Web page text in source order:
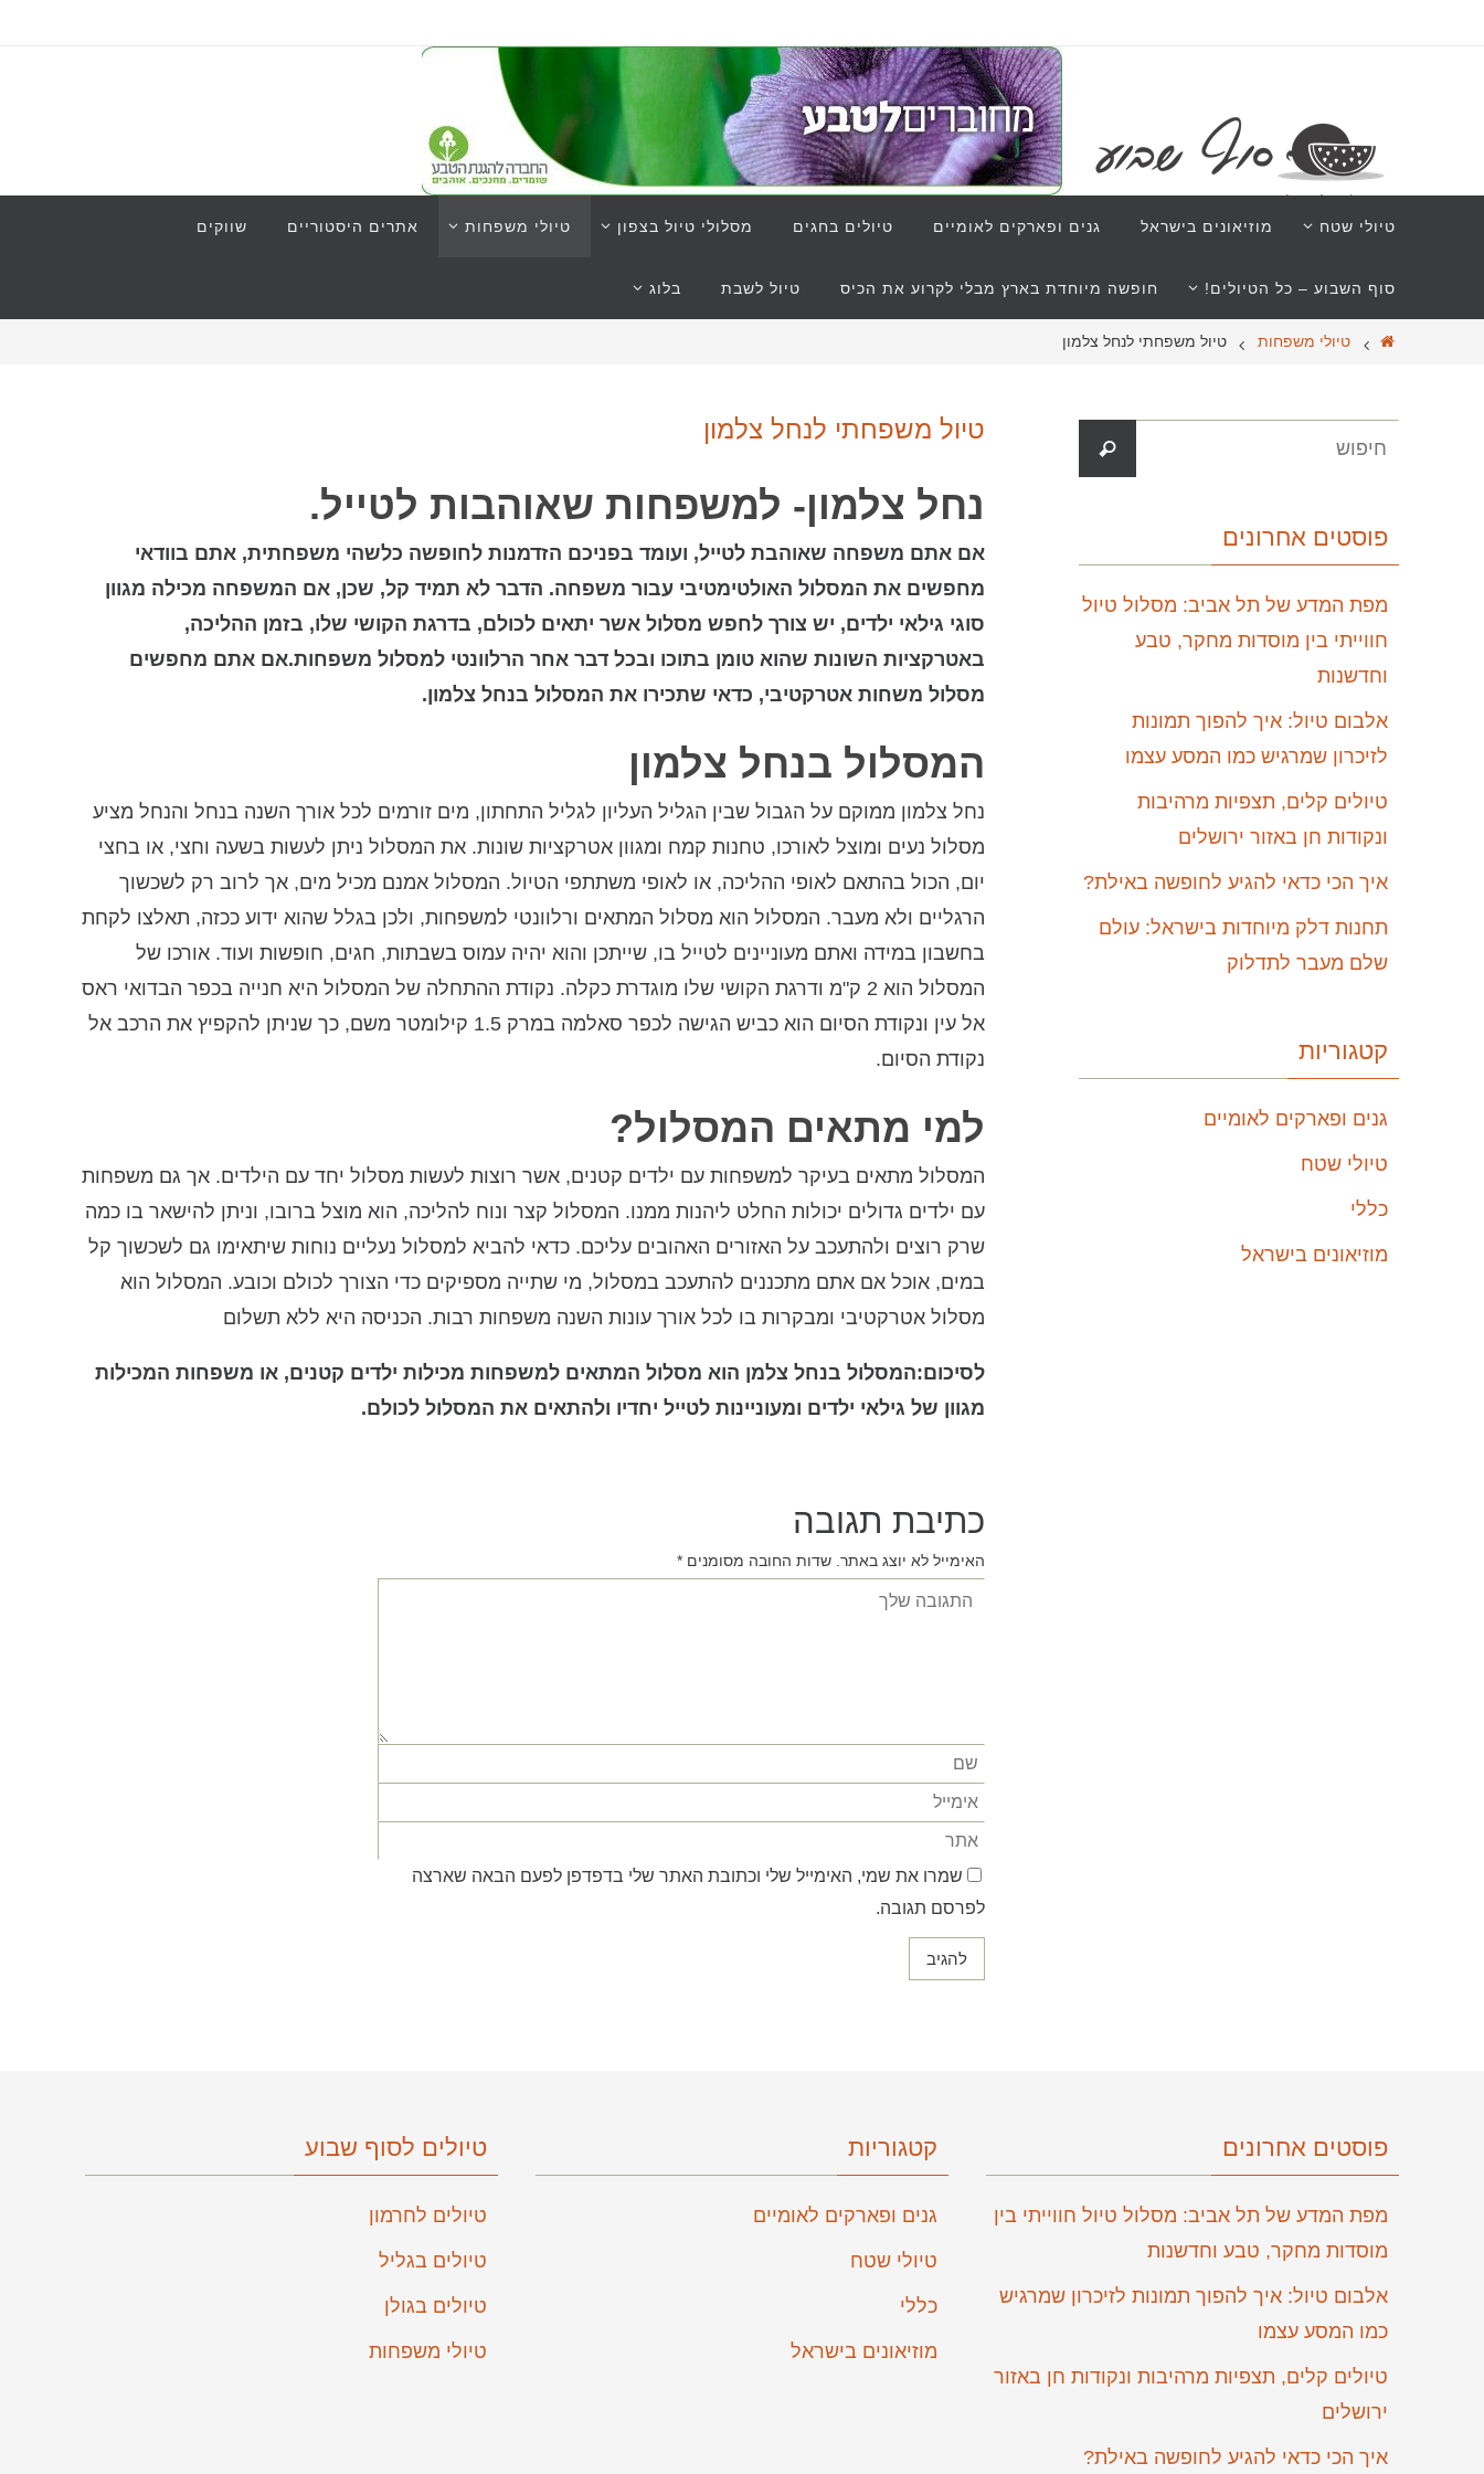
טיולי שטח מוזיאונים בישראל גנים ופארקים לאומיים טיולים בחגים מסלולי טיול בצפון טיולי משפחות אתרים היסטוריים שווקים
סוף השבוע – כל הטיולים! חופשה מיוחדת בארץ מבלי לקרוע את הכיס טיול לשבת בלוג
טיולי משפחות טיול משפחתי לנחל צלמון
טיול משפחתי לנחל צלמון
נחל צלמון- למשפחות שאוהבות לטייל.
אם אתם משפחה שאוהבת לטייל, ועומד בפניכם הזדמנות לחופשה כלשהי משפחתית, אתם בוודאי
מחפשים את המסלול האולטימטיבי עבור משפחה. הדבר לא תמיד קל, שכן, אם המשפחה מכילה מגוון
סוגי גילאי ילדים, יש צורך לחפש מסלול אשר יתאים לכולם, בדרגת הקושי שלו, בזמן ההליכה,
באטרקציות השונות שהוא טומן בתוכו ובכל דבר אחר הרלוונטי למסלול משפחות.אם אתם מחפשים
מסלול משחות אטרקטיבי, כדאי שתכירו את המסלול בנחל צלמון.
המסלול בנחל צלמון
נחל צלמון ממוקם על הגבול שבין הגליל העליון לגליל התחתון, מים זורמים לכל אורך השנה בנחל והנחל מציע
מסלול נעים ומוצל לאורכו, טחנות קמח ומגוון אטרקציות שונות. את המסלול ניתן לעשות בשעה וחצי, או בחצי
יום, הכול בהתאם לאופי ההליכה, או לאופי משתתפי הטיול. המסלול אמנם מכיל מים, אך לרוב רק לשכשוך
הרגליים ולא מעבר. המסלול הוא מסלול המתאים ורלוונטי למשפחות, ולכן בגלל שהוא ידוע ככזה, תאלצו לקחת
בחשבון במידה ואתם מעוניינים לטייל בו, שייתכן והוא יהיה עמוס בשבתות, חגים, חופשות ועוד. אורכו של
המסלול הוא 2 ק"מ ודרגת הקושי שלו מוגדרת כקלה. נקודת ההתחלה של המסלול היא חנייה בכפר הבדואי ראס
אל עין ונקודת הסיום הוא כביש הגישה לכפר סאלמה במרק 1.5 קילומטר משם, כך שניתן להקפיץ את הרכב אל
נקודת הסיום.
למי מתאים המסלול?
המסלול מתאים בעיקר למשפחות עם ילדים קטנים, אשר רוצות לעשות מסלול יחד עם הילדים. אך גם משפחות
עם ילדים גדולים יכולות החלט ליהנות ממנו. המסלול קצר ונוח להליכה, הוא מוצל ברובו, וניתן להישאר בו כמה
שרק רוצים ולהתעכב על האזורים האהובים עליכם. כדאי להביא למסלול נעליים נוחות שיתאימו גם לשכשוך קל
במים, אוכל אם אתם מתכננים להתעכב במסלול, מי שתייה מספיקים כדי הצורך לכולם וכובע. המסלול הוא
מסלול אטרקטיבי ומבקרות בו לכל אורך עונות השנה משפחות רבות. הכניסה היא ללא תשלום
לסיכום:המסלול בנחל צלמן הוא מסלול המתאים למשפחות מכילות ילדים קטנים, או משפחות המכילות
מגוון של גילאי ילדים ומעוניינות לטייל יחדיו ולהתאים את המסלול לכולם.
כתיבת תגובה
האימייל לא יוצג באתר. שדות החובה מסומנים *
שמרו את שמי, האימייל שלי וכתובת האתר שלי בדפדפן לפעם הבאה שארצה
לפרסם תגובה.
פוסטים אחרונים
מפת המדע של תל אביב: מסלול טיול
חווייתי בין מוסדות מחקר, טבע
וחדשנות
אלבום טיול: איך להפוך תמונות
לזיכרון שמרגיש כמו המסע עצמו
טיולים קלים, תצפיות מרהיבות
ונקודות חן באזור ירושלים
איך הכי כדאי להגיע לחופשה באילת?
תחנות דלק מיוחדות בישראל: עולם
שלם מעבר לתדלוק
קטגוריות
גנים ופארקים לאומיים
טיולי שטח
כללי
מוזיאונים בישראל
פוסטים אחרונים
מפת המדע של תל אביב: מסלול טיול חווייתי בין
מוסדות מחקר, טבע וחדשנות
אלבום טיול: איך להפוך תמונות לזיכרון שמרגיש
כמו המסע עצמו
טיולים קלים, תצפיות מרהיבות ונקודות חן באזור
ירושלים
איך הכי כדאי להגיע לחופשה באילת?
קטגוריות
גנים ופארקים לאומיים
טיולי שטח
כללי
מוזיאונים בישראל
טיולים לסוף שבוע
טיולים לחרמון
טיולים בגליל
טיולים בגולן
טיולי משפחות